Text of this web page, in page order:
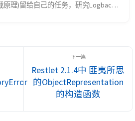
理)留给自己的任务，研究Logback
Restlet 2.1.4中 匪夷所思
的ObjectRepresentation
的构造函数